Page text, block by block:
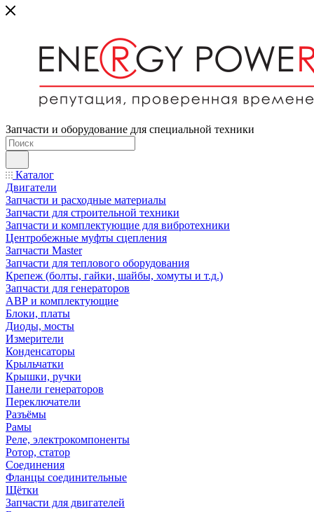
Запчасти и оборудование для специальной техники
Каталог
Двигатели
Запчасти и расходные материалы
Запчасти для строительной техники
Запчасти и комплектующие для вибротехники
Центробежные муфты сцепления
Запчасти Master
Запчасти для теплового оборудования
Крепеж (болты, гайки, шайбы, хомуты и т.д.)
Запчасти для генераторов
АВР и комплектующие
Блоки, платы
Диоды, мосты
Измерители
Конденсаторы
Крыльчатки
Крышки, ручки
Панели генераторов
Переключатели
Разъёмы
Рамы
Реле, электрокомпоненты
Ротор, статор
Соединения
Фланцы соединительные
Щётки
Запчасти для двигателей